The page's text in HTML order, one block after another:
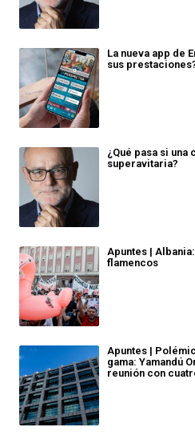
La nueva app de
sus
¿Qué pasa si
superavitaria?
Apuntes |
flamencos
Apuntes |
gama: Yamandú
reunión con